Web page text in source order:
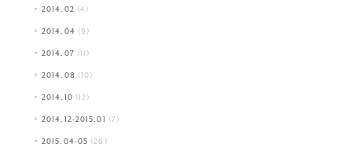
2014.02 (4)
2014.04 (9)
2014.07 (11)
2014.08 (10)
2014.10 (12)
2014.12-2015.01 (7)
2015.04-05 (26)